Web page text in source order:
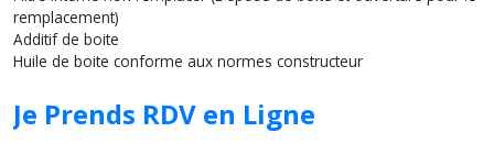
remplacement)
Additif de boite
Huile de boite conforme aux normes constructeur
Je Prends RDV en Ligne